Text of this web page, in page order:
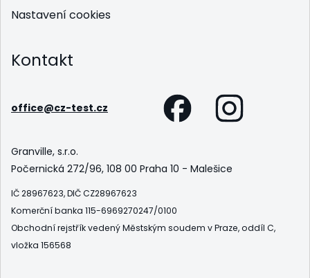
Nastavení cookies
Kontakt
office@cz-test.cz
Granville, s.r.o.
Počernická 272/96, 108 00 Praha 10 - Malešice
IČ 28967623, DIČ CZ28967623
Komerční banka 115-6969270247/0100
Obchodní rejstřík vedený Městským soudem v Praze, oddíl C,
vložka 156568